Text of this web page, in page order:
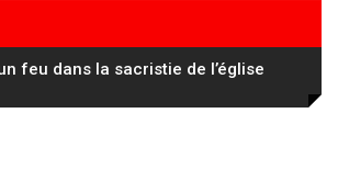
France Femmes : Pauline Ferrand-